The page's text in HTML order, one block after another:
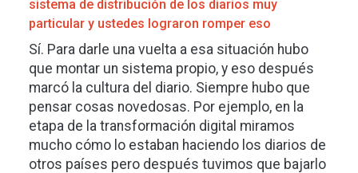
sistema de distribución de los diarios muy
particular y ustedes lograron romper eso
Sí. Para darle una vuelta a esa situación hubo
que montar un sistema propio, y eso después
marcó la cultura del diario. Siempre hubo que
pensar cosas novedosas. Por ejemplo, en la
etapa de la transformación digital miramos
mucho cómo lo estaban haciendo los diarios de
otros países pero después tuvimos que bajarlo